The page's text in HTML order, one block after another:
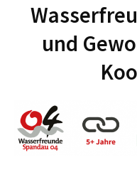
und